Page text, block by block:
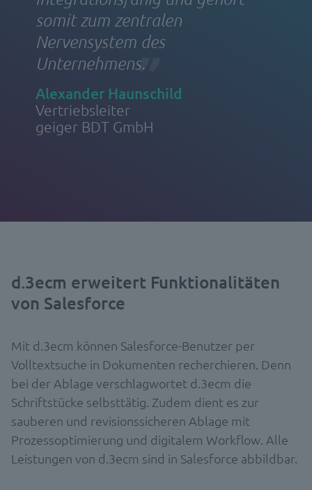
somit zum zentralen
Nervensystem des
Unternehmens.
Alexander Haunschild
Vertriebsleiter
geiger BDT GmbH
d.3ecm erweitert Funktionalitäten
von Salesforce
Mit d.3ecm können Salesforce-Benutzer per
Volltextsuche in Dokumenten recherchieren. Denn
bei der Ablage verschlagwortet d.3ecm die
Schriftstücke selbsttätig. Zudem dient es zur
sauberen und revisionssicheren Ablage mit
Prozessoptimierung und digitalem Workflow. Alle
Leistungen von d.3ecm sind in Salesforce abbildbar.